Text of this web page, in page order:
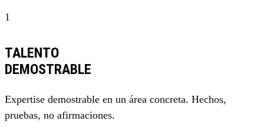
1
TALENTO
DEMOSTRABLE
Expertise demostrable en un área concreta. Hechos,
pruebas, no afirmaciones.